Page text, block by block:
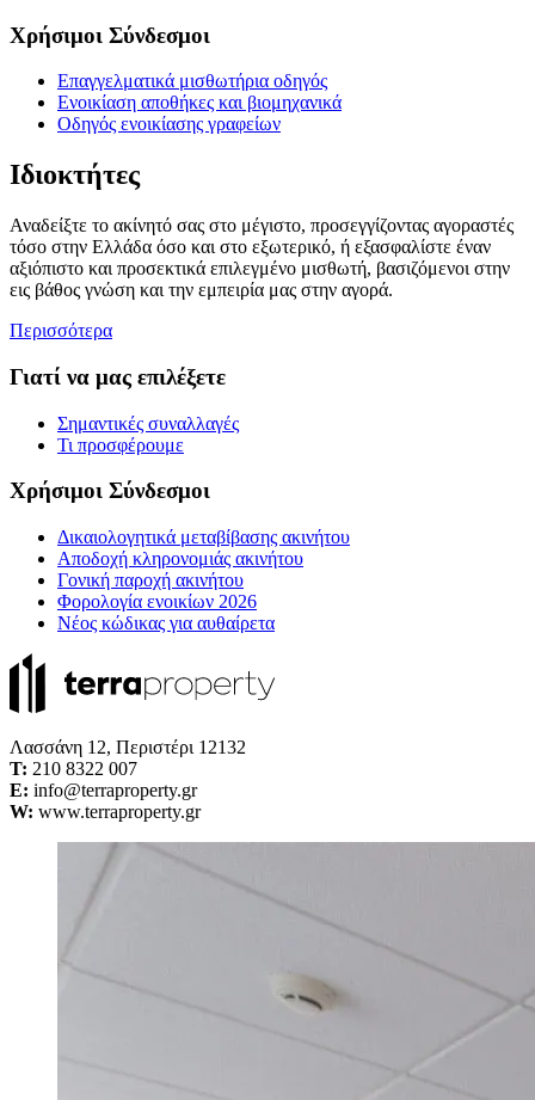
Χρήσιμοι Σύνδεσμοι
Επαγγελματικά μισθωτήρια οδηγός
Ενοικίαση αποθήκες και βιομηχανικά
Οδηγός ενοικίασης γραφείων
Ιδιοκτήτες
Αναδείξτε το ακίνητό σας στο μέγιστο, προσεγγίζοντας αγοραστές
τόσο στην Ελλάδα όσο και στο εξωτερικό, ή εξασφαλίστε έναν
αξιόπιστο και προσεκτικά επιλεγμένο μισθωτή, βασιζόμενοι στην
εις βάθος γνώση και την εμπειρία μας στην αγορά.
Περισσότερα
Γιατί να μας επιλέξετε
Σημαντικές συναλλαγές
Τι προσφέρουμε
Χρήσιμοι Σύνδεσμοι
Δικαιολογητικά μεταβίβασης ακινήτου
Αποδοχή κληρονομιάς ακινήτου
Γονική παροχή ακινήτου
Φορολογία ενοικίων 2026
Νέος κώδικας για αυθαίρετα
Λασσάνη 12, Περιστέρι 12132
Τ: 210 8322 007
E: info@terraproperty.gr
W: www.terraproperty.gr